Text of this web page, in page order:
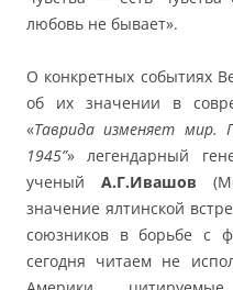
любовь не бывает».
О конкретных событиях
об их значении в
«Таврида изменяет мир.
1945”» легендарный
ученый А.Г.Ивашов
значение ялтинской
союзников в борьбе с
сегодня читаем не